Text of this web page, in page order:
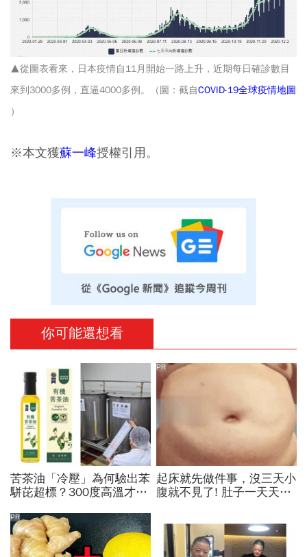
▲從圖表看來，日本疫情自11月開始一路上升，近期每日確診數目
來到3000多例，直逼4000多例。（圖：截自COVID-19全球疫情地圖
）
※本文獲蘇一峰授權引用。
你可能還想看
苦茶油「冷壓」為何驗出苯
駢芘超標？300度高溫才大
顏宗海籲這件事
起床就先做件事，沒三天小
腹就不見了! 肚子一天天變
PR
PR